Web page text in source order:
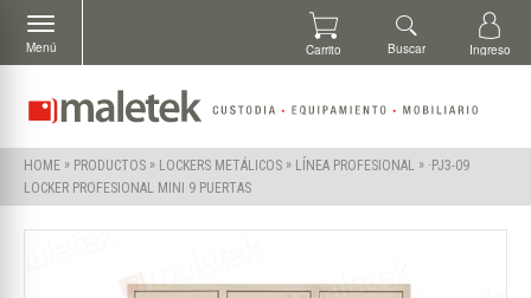
HOME » PRODUCTOS » LOCKERS METÁLICOS » LÍNEA PROFESIONAL » ·PJ3-09
LOCKER PROFESIONAL MINI 9 PUERTAS
Menú Carrito Buscar Ingreso